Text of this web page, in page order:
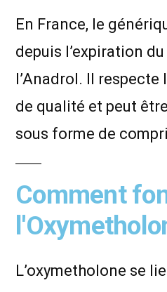
En France, le
depuis l’expiration
l’Anadrol. Il
de qualité et peut
sous forme de
Comment
L’oxymetholone se